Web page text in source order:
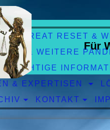
Für
GREAT RESET &
& WEITERE
WICHTIGE
& EXPERTISEN
KONTAKT